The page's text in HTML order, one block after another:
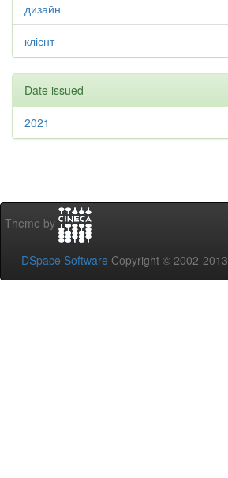
дизайн
клієнт
Date issued
2021
Theme by
DSpace Software Copyright © 2002-2013